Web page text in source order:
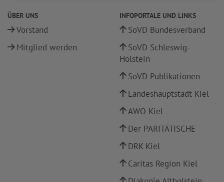
ÜBER UNS
Vorstand
Mitglied werden
INFOPORTALE UND LINKS
SoVD Bundesverband
SoVD Schleswig-
Holstein
SoVD Publikationen
Landeshauptstadt Kiel
AWO Kiel
Der PARITÄTISCHE
DRK Kiel
Caritas Region Kiel